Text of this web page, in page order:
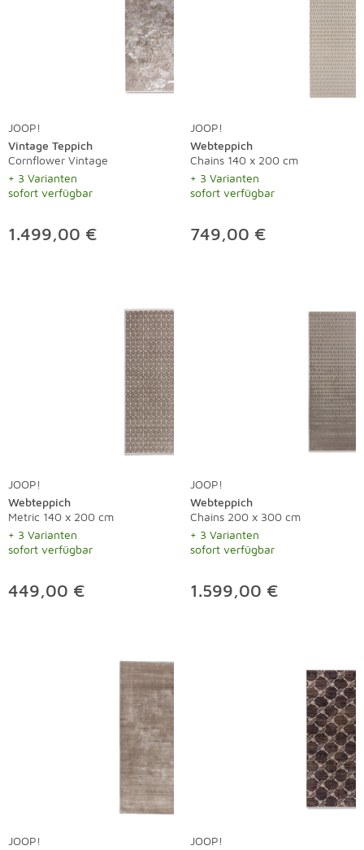
JOOP!
Vintage Teppich
Cornflower Vintage
+ 3 Varianten
sofort verfügbar
1.499,00 €
JOOP!
Webteppich
Chains 140 x 200 cm
+ 3 Varianten
sofort verfügbar
749,00 €
JOOP!
Webteppich
Metric 140 x 200 cm
+ 3 Varianten
sofort verfügbar
449,00 €
JOOP!
Webteppich
Chains 200 x 300 cm
+ 3 Varianten
sofort verfügbar
1.599,00 €
JOOP!
JOOP!